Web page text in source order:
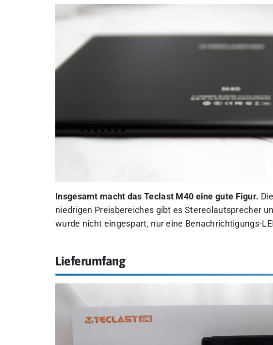
Insgesamt macht das Teclast M40 eine gute Figur.
niedrigen Preisbereiches gibt es Stereolautsprecher
wurde nicht eingespart, nur eine Benachrichtigungs-
Lieferumfang